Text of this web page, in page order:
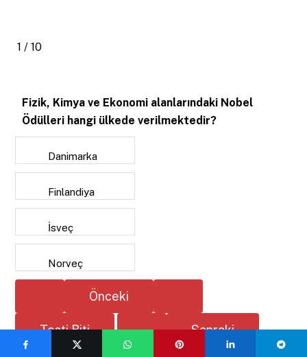
1 / 10
Fizik, Kimya ve Ekonomi alanlarındaki Nobel
Ödülleri hangi ülkede verilmektedir?
Danimarka
Finlandiya
İsveç
Norveç